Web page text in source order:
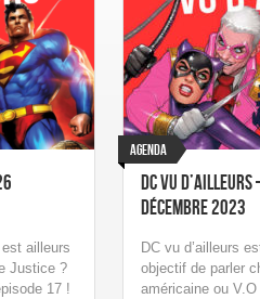
ailleurs
Justice ?
17 !
Agenda
DC vu d’ailleurs
Décembre 2023
DC vu d’ailleurs
objectif de parler
américaine ou